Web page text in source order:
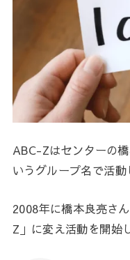
ABC-Zはセンターの
いうグループ名で活動
2008年に橋本良亮さ
Z」に変え活動を開始